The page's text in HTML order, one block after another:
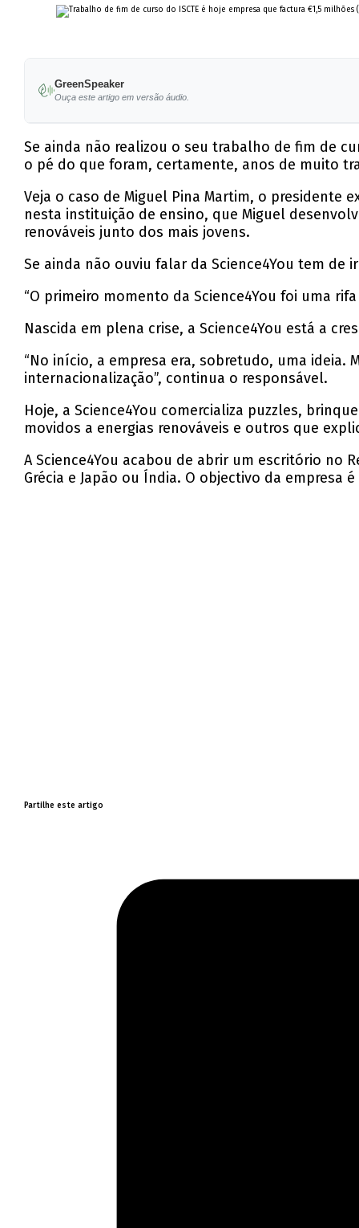
GreenSpeaker
Ouça este artigo em versão áudio.
Se ainda não realizou o seu trabalho de fim de
o pé do que foram, certamente, anos de muito
Veja o caso de Miguel Pina Martim, o presidente
nesta instituição de ensino, que Miguel
renováveis junto dos mais jovens.
Se ainda não ouviu falar da Science4You tem de
“O primeiro momento da Science4You foi uma
Nascida em plena crise, a Science4You está a
“No início, a empresa era, sobretudo, uma ideia.
internacionalização”, continua o responsável.
Hoje, a Science4You comercializa puzzles,
movidos a energias renováveis e outros que
A Science4You acabou de abrir um escritório no
Grécia e Japão ou Índia. O objectivo da empresa
Partilhe este artigo